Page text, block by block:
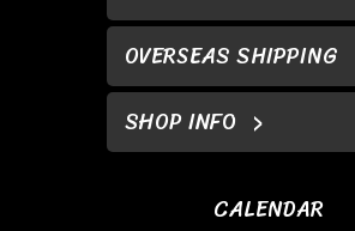
OVERSEAS SHIPPING
SHOP INFO
CALENDAR